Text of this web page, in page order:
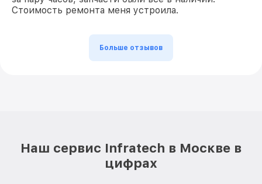
Стоимость ремонта меня устроила.
Больше отзывов
Наш сервис Infratech в Москве в
цифрах